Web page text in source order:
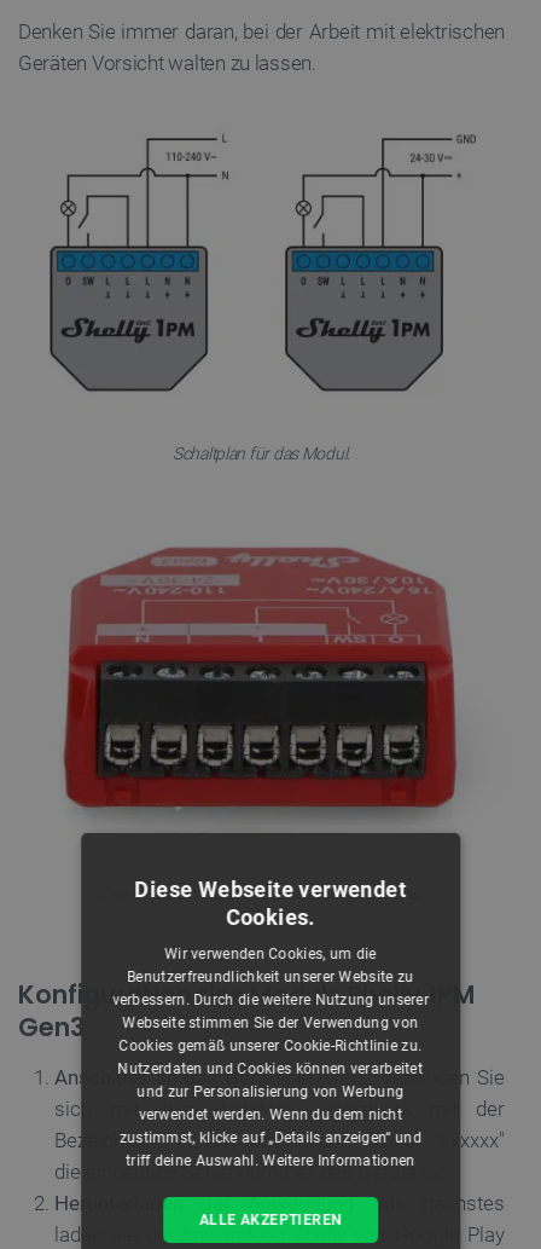
Denken Sie immer daran, bei der Arbeit mit elektrischen
Geräten Vorsicht walten zu lassen.
Schaltplan für das Modul.
Das Relais benötigt kein zusätzliches Gateway.
Konfiguration des Moduls Shelly 1PM
Gen3
Anschluss an das Gerätenetzwerk: Verbinden Sie
sich mit dem drahtlosen Netzwerk mit der
Bezeichnung"shelly1pm-xxxxxx", wobei
"xxxxxx"
die eindeutige Seriennummer des Geräts ist
Herunterladen der Anwendung: Als nächstes
laden Sie die Anwendung
von Google Play
Diese Webseite verwendet
Cookies.
Wir verwenden Cookies, um die
Benutzerfreundlichkeit unserer Website zu
verbessern. Durch die weitere Nutzung unserer
Webseite stimmen Sie der Verwendung von
Cookies gemäß unserer Cookie-Richtlinie zu.
Nutzerdaten und Cookies können verarbeitet
und zur Personalisierung von Werbung
verwendet werden. Wenn du dem nicht
zustimmst, klicke auf „Details anzeigen“ und
triff deine Auswahl.Weitere Informationen
ALLE AKZEPTIEREN